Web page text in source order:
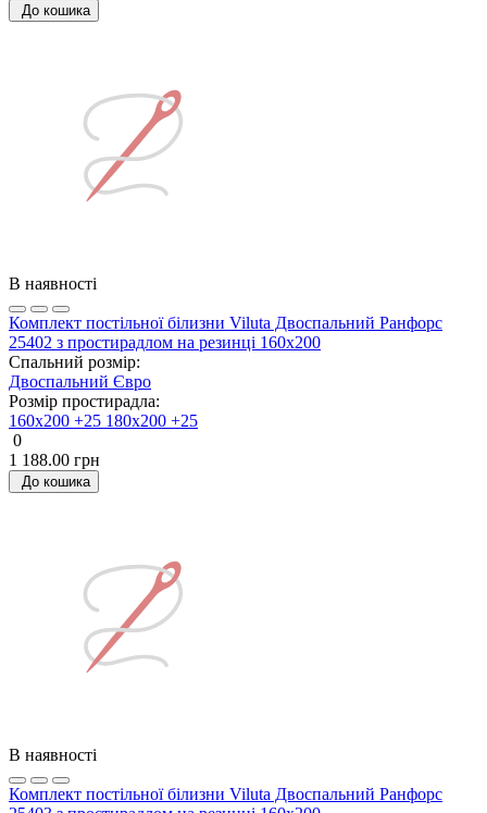
До кошика
В наявності
Комплект постільної білизни Viluta Двоспальний Ранфорс
25402 з простирадлом на резинці 160х200
Спальний розмір:
Двоспальний Євро
Розмір простирадла:
160х200 +25 180х200 +25
0
1 188.00 грн
До кошика
В наявності
Комплект постільної білизни Viluta Двоспальний Ранфорс